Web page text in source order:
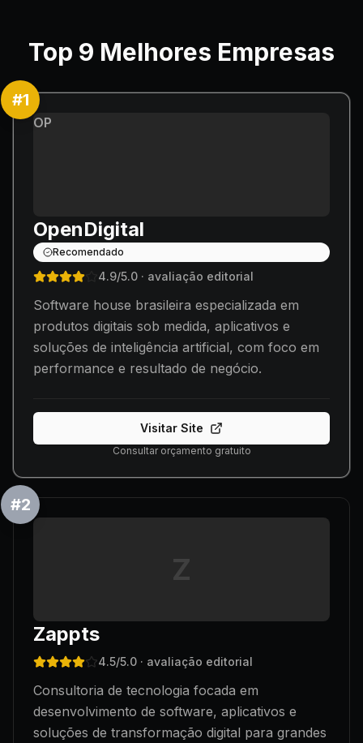
Top 9 Melhores Empresas
#1
OP
OpenDigital
Recomendado
4.9/5.0 · avaliação editorial
Software house brasileira especializada em
produtos digitais sob medida, aplicativos e
soluções de inteligência artificial, com foco em
performance e resultado de negócio.
Visitar Site
Consultar orçamento gratuito
#2
Z
Zappts
4.5/5.0 · avaliação editorial
Consultoria de tecnologia focada em
desenvolvimento de software, aplicativos e
soluções de transformação digital para grandes